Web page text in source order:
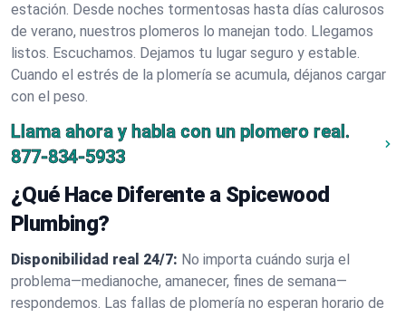
estación. Desde noches tormentosas hasta días calurosos
de verano, nuestros plomeros lo manejan todo. Llegamos
listos. Escuchamos. Dejamos tu lugar seguro y estable.
Cuando el estrés de la plomería se acumula, déjanos cargar
con el peso.
Llama ahora y habla con un plomero real.
877-834-5933
¿Qué Hace Diferente a Spicewood
Plumbing?
Disponibilidad real 24/7: No importa cuándo surja el
problema—medianoche, amanecer, fines de semana—
respondemos. Las fallas de plomería no esperan horario de